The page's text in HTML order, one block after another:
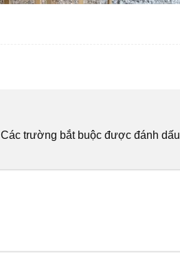
Các trường bắt buộc được đánh dấu